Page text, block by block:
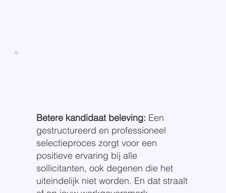
Betere kandidaat beleving: Een
gestructureerd en professioneel
selectieproces zorgt voor een
positieve ervaring bij alle
sollicitanten, ook degenen die het
uiteindelijk niet worden. En dat straalt